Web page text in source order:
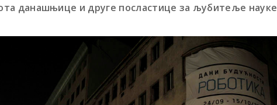
данашњице и друге посластице за љубитеље науке